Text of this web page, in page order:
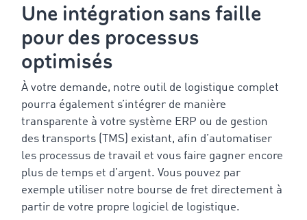
Une intégration sans faille
pour des processus
optimisés
À votre demande, notre outil de logistique complet
pourra également s’intégrer de manière
transparente à votre système ERP ou de gestion
des transports (TMS) existant, afin d’automatiser
les processus de travail et vous faire gagner encore
plus de temps et d’argent. Vous pouvez par
exemple utiliser notre bourse de fret directement à
partir de votre propre logiciel de logistique.